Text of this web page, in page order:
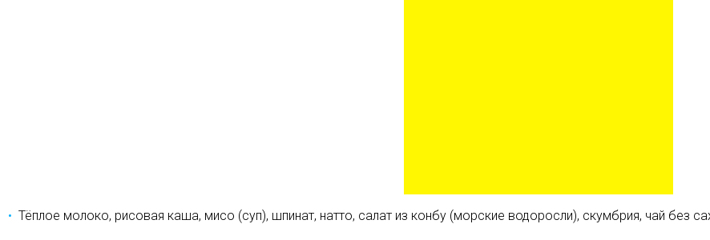
Тёплое молоко, рисовая каша, мисо (суп), шпинат, натто, салат из конбу (морские водоросли), скумбрия, чай без